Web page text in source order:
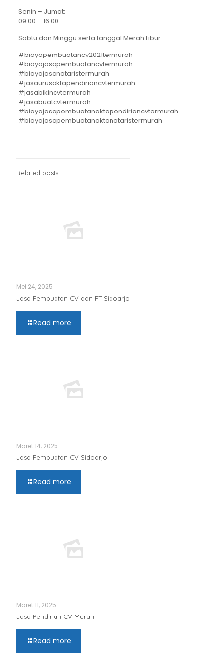
Senin – Jumat:
09:00 – 16:00
Sabtu dan Minggu serta tanggal Merah Libur.
#biayapembuatancv2021termurah
#biayajasapembuatancvtermurah
#biayajasanotaristermurah
#jasaurusaktapendiriancvtermurah
#jasabikincvtermurah
#jasabuatcvtermurah
#biayajasapembuatanaktapendiriancvtermurah
#biayajasapembuatanaktanotaristermurah
Related posts
Mei 24, 2025
Jasa Pembuatan CV dan PT Sidoarjo
Read more
Maret 14, 2025
Jasa Pembuatan CV Sidoarjo
Read more
Maret 11, 2025
Jasa Pendirian CV Murah
Read more